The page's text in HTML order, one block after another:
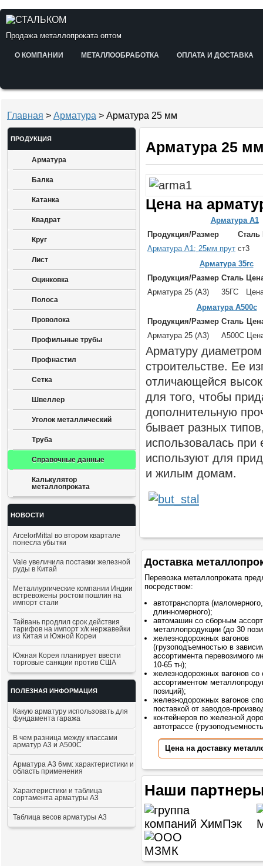
Продажа металлопроката оптом
О КОМПАНИИ МЕТАЛЛООБРАБОТКА ОПЛАТА И ДОСТАВКА
Главная > Арматура > Арматура 25 мм
ПРОДУКЦИЯ
Арматура
Балка
Катанка
Квадрат
Круг
Лист
Оцинковка
Полоса
Проволока
Профильные трубы
Профнастил
Сетка
Швеллер
Уголок металлический
Труба
Справочные данные
Калькулятор
металлопроката
НОВОСТИ
ArcelorMittal во втором квартале
понесла убытки
Vale увеличила поставки железной
руды в Китай
Металлургические компании Индии
встревожены ростом пошлин на
импорт стали
Тайвань продлил срок действия
тарифов на импорт х/к нержавейки
из Китая и Южной Кореи
Южная Корея планирует ввести
торговые санкции против США
ПОЛЕЗНАЯ ИНФОРМАЦИЯ
Какую арматуру использовать для
фундамента гаража
В чем разница между классами
арматур А3 и А500С
Арматура А3 6мм: характеристики и
область применения
Характеристики и таблица
сортамента арматуры А3
Таблица весов арматуры А3
Арматура 25
Цена на
Арматура А1
Продукция/Размер
Сталь
Арматура А1; 25мм прут ст3
Арматура 35гс
Продукция/Размер Сталь
Арматура 25 (А3)
35ГС
Арматура А500с
Продукция/Размер Сталь
Арматура 25 (А3)
А500С
Арматуру
строительстве. Ее
отличающейся
для того, чтобы
дополнительную
бывает разных
использовалась
используют для
и жилым домам.
Доставка
Перевозка металлопроката
посредством:
автотранспорта (маломерного,
длинномерного);
автомашин со сборным
металлопродукции (до 30
железнодорожных вагонов
(грузоподъемностью в
ассортимента перевозимого
10-65 тн);
железнодорожных вагонов со
ассортиментом
позиций);
железнодорожных вагонов
поставкой от заводов-
контейнеров по железной
автотрассе
Цена на доставку
Наши